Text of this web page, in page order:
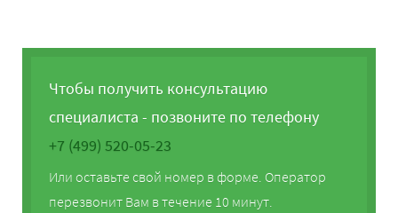
Чтобы получить консультацию
специалиста - позвоните по телефону
+7 (499) 520-05-23
Или оставьте свой номер в форме. Оператор
перезвонит Вам в течение 10 минут.